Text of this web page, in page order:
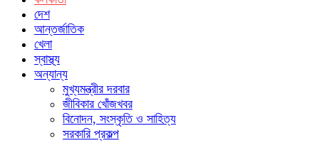
দেশ
আন্তর্জাতিক
খেলা
স্বাস্থ্য
অন্যান্য
মুখ্যমন্ত্রীর দরবার
জীবিকার খোঁজখবর
বিনোদন, সংস্কৃতি ও সাহিত্য
সরকারি প্রকল্প